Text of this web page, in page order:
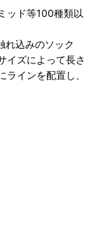
ッド等100種類以
れ込みのソック
イズによって長さ
インを配置し、